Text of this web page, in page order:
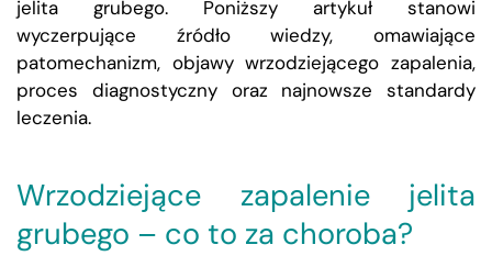
jelita grubego. Poniższy artykuł stanowi
wyczerpujące źródło wiedzy, omawiające
patomechanizm, objawy wrzodziejącego zapalenia,
proces diagnostyczny oraz najnowsze standardy
leczenia.
Wrzodziejące zapalenie jelita
grubego – co to za choroba?